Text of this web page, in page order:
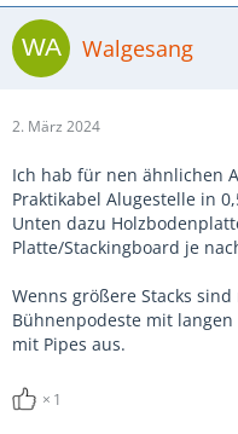
Walgesang
2. März 2024
Ich hab für nen ähnlichen
Praktikabel Alugestelle in
Unten dazu
Platte/Stackingboard je
Wenns größere Stacks
Bühnenpodeste mit
mit Pipes aus.
1